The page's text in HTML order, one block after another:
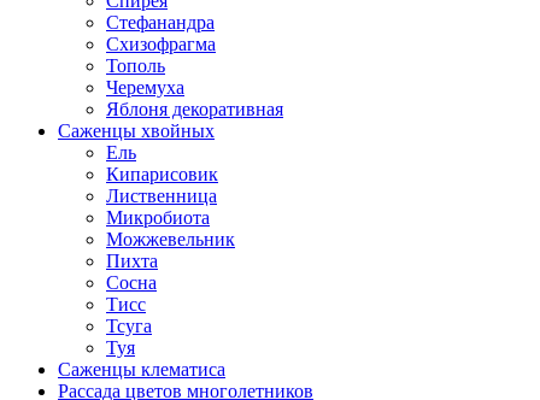
Стефанандра
Схизофрагма
Тополь
Черемуха
Яблоня декоративная
Саженцы хвойных
Ель
Кипарисовик
Лиственница
Микробиота
Можжевельник
Пихта
Сосна
Тисс
Тсуга
Туя
Саженцы клематиса
Рассада цветов многолетников